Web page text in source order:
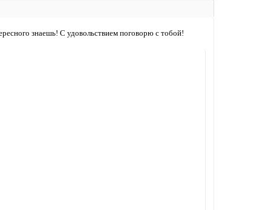
знаешь! С удовольствием поговорю с тобой!